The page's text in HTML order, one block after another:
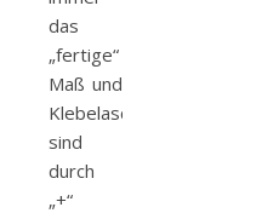
das
„fertige“
Maß und
Klebelaschen
sind
durch
„+“